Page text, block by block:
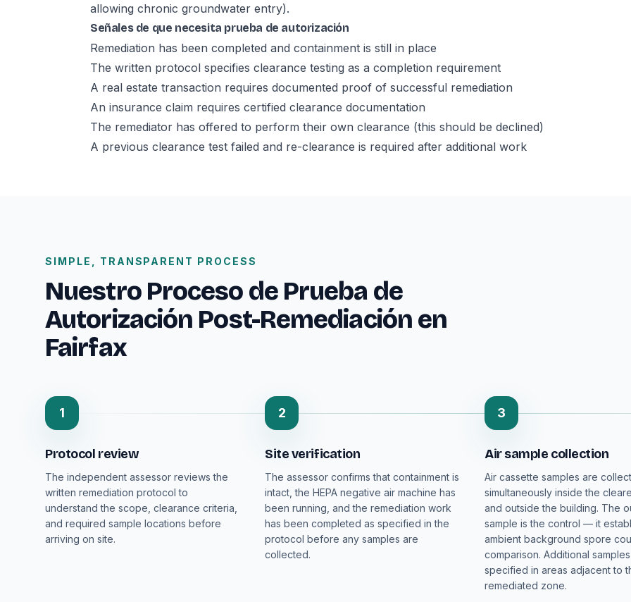
allowing chronic groundwater entry).
Señales de que necesita prueba de autorización
Remediation has been completed and containment is still in place
The written protocol specifies clearance testing as a completion requirement
A real estate transaction requires documented proof of successful remediation
An insurance claim requires certified clearance documentation
The remediator has offered to perform their own clearance (this should be declined)
A previous clearance test failed and re-clearance is required after additional work
SIMPLE, TRANSPARENT PROCESS
Nuestro Proceso de Prueba de
Autorización Post-Remediación en
Fairfax
1
Protocol review
The independent assessor reviews the
written remediation protocol to
understand the scope, clearance criteria,
and required sample locations before
arriving on site.
2
Site verification
The assessor confirms that containment is
intact, the HEPA negative air machine has
been running, and the remediation work
has been completed as specified in the
protocol before any samples are
collected.
3
Air sample collection
Air cassette samples are
simultaneously inside the
and outside the building. The
sample is the control — it
ambient background spore
comparison. Additional
specified in areas adjacent to
remediated zone.